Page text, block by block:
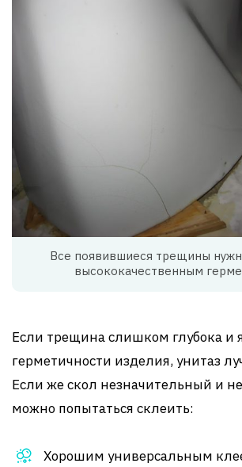
Все появившиеся трещины
высококачественным
Если трещина слишком глубока и
герметичности изделия, унитаз
Если же скол незначительный и
можно попытаться склеить:
Хорошим универсальным